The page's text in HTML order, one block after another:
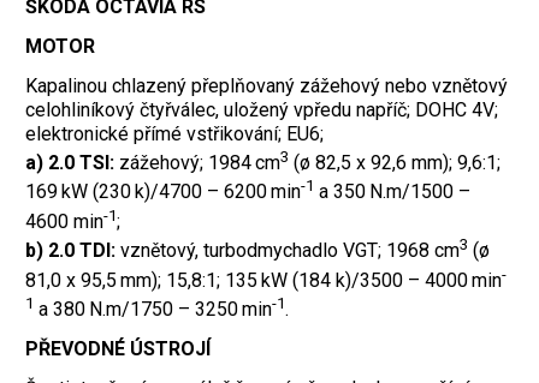
ŠKODA OCTAVIA RS
MOTOR
Kapalinou chlazený přeplňovaný zážehový nebo vznětový
celohliníkový čtyřválec, uložený vpředu napříč; DOHC 4V;
elektronické přímé vstřikování; EU6;
a) 2.0 TSI: zážehový; 1984 cm3 (ø 82,5 x 92,6 mm); 9,6:1;
169 kW (230 k)/4700 – 6200 min-1 a 350 N.m/1500 –
4600 min-1;
b) 2.0 TDI: vznětový, turbodmychadlo VGT; 1968 cm3 (ø
81,0 x 95,5 mm); 15,8:1; 135 kW (184 k)/3500 – 4000 min-
1 a 380 N.m/1750 – 3250 min-1.
PŘEVODNÉ ÚSTROJÍ